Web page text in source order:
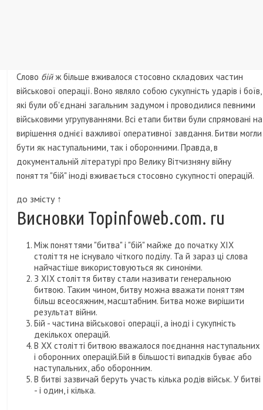
Слово бій ж більше вживалося стосовно складових частин
військової операції. Воно являло собою сукупність ударів і боїв,
які були об'єднані загальним задумом і проводилися певними
військовими угрупуваннями. Всі етапи битви були спрямовані на
вирішення однієї важливої ​​оперативної завдання. Битви могли
бути як наступальними, так і оборонними. Правда, в
документальній літературі про Велику Вітчизняну війну
поняття "бій" іноді вживається стосовно сукупності операцій.
до змісту ↑
Висновки Topinfoweb.com. ru
Між поняттями "битва" і "бій" майже до початку XIX
століття не існувало чіткого поділу. Та й зараз ці слова
найчастіше використовуються як синоніми.
З XIX століття битву стали називати генеральною
битвою. Таким чином, битву можна вважати поняттям
більш всеосяжним, масштабним. Битва може вирішити
результат війни.
Бій - частина військової операції, а іноді і сукупність
декількох операцій.
В XX столітті битвою вважалося поєднання наступальних
і оборонних операцій.Бій в більшості випадків буває або
наступальних, або оборонним.
В битві зазвичай беруть участь кілька родів військ. У битві
- і один, і кілька.